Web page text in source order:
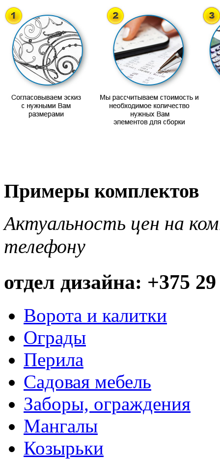
Примеры комплектов
Актуальность цен на
телефону
отдел дизайна: +375
Ворота и калитки
Ограды
Перила
Садовая мебель
Заборы, ограждения
Мангалы
Козырьки